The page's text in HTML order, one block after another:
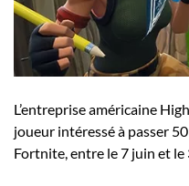
L’entreprise américaine
joueur intéressé à passer
Fortnite, entre le 7 juin et le